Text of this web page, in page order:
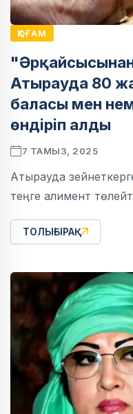
ҚОҒАМ
Атырауда 80
баласы мен
өндіріп алды
7 ТАМЫЗ, 2025
Атырауда
теңге алимент
ТОЛЫҒЫРАҚ